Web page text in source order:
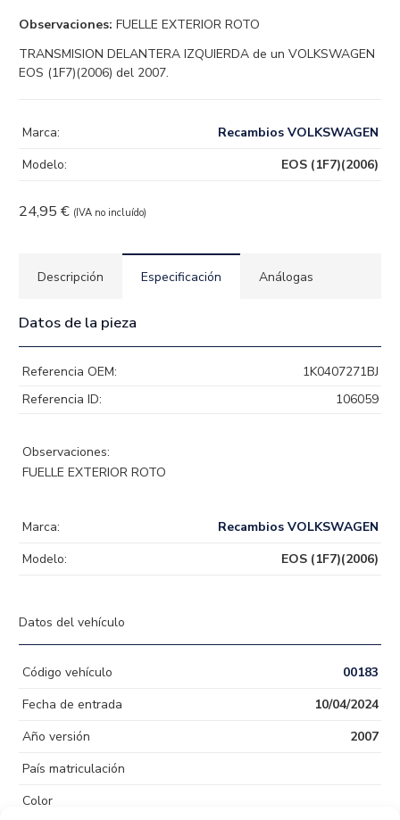
Observaciones: FUELLE EXTERIOR ROTO
TRANSMISION DELANTERA IZQUIERDA de un VOLKSWAGEN
EOS (1F7)(2006) del 2007.
24,95 € (IVA no incluído)
Marca:
Recambios VOLKSWAGEN
Modelo:
EOS (1F7)(2006)
Descripción Especificación Análogas
Datos de la pieza
Referencia OEM:
1K0407271BJ
Referencia ID:
106059
Observaciones:
FUELLE EXTERIOR ROTO
Marca:
Recambios VOLKSWAGEN
Modelo:
EOS (1F7)(2006)
Datos del vehículo
Código vehículo
00183
Fecha de entrada
10/04/2024
Año versión
2007
País matriculación
Color